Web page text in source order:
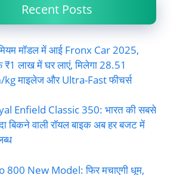
Recent Posts
मॉडल में आई Fronx Car 2025,
₹1 लाख में घर लाएं, मिलेगा 28.51
kg माइलेज और Ultra-Fast फीचर्स
Enfield Classic 350: भारत की सबसे
बिकने वाली रॉयल बाइक अब हर बजट में
800 New Model: फिर मचाएगी धूम,